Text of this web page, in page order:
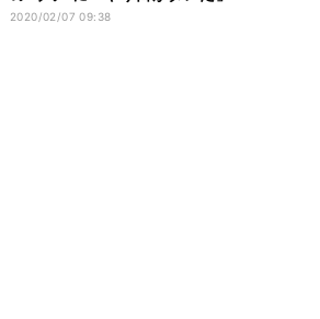
2020/02/07 09:38